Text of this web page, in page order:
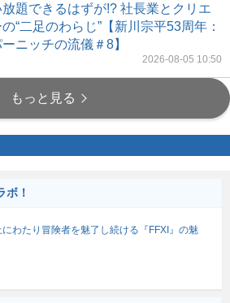
放題できるはずが!? 社長業とクリエ
“二足のわらじ”【新川宗平53周年：
ニッチの流儀＃8】
2026-08-05 10:50
もっと見る
ボ！
わたり冒険者を魅了し続ける『FFXI』の魅